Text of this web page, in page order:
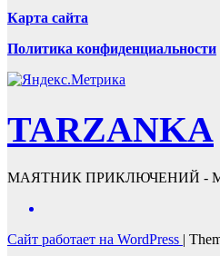
Карта сайта
Политика конфиденциальности
TARZANKA
МАЯТНИК ПРИКЛЮЧЕНИЙ -
Сайт работает на WordPress |